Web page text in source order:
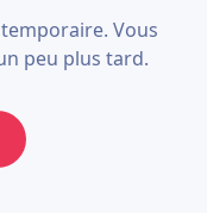
Vous
peu plus tard.